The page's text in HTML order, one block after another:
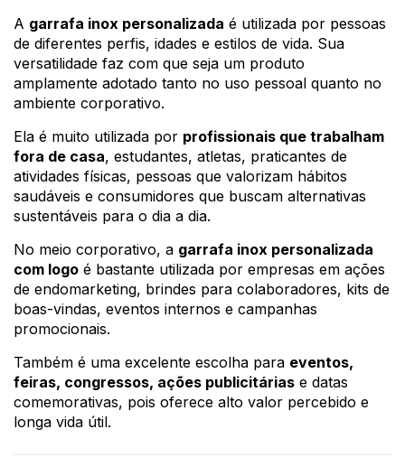
A garrafa inox personalizada é utilizada por pessoas
de diferentes perfis, idades e estilos de vida. Sua
versatilidade faz com que seja um produto
amplamente adotado tanto no uso pessoal quanto no
ambiente corporativo.
Ela é muito utilizada por profissionais que trabalham
fora de casa, estudantes, atletas, praticantes de
atividades físicas, pessoas que valorizam hábitos
saudáveis e consumidores que buscam alternativas
sustentáveis para o dia a dia.
No meio corporativo, a garrafa inox personalizada
com logo é bastante utilizada por empresas em ações
de endomarketing, brindes para colaboradores, kits de
boas-vindas, eventos internos e campanhas
promocionais.
Também é uma excelente escolha para eventos,
feiras, congressos, ações publicitárias e datas
comemorativas, pois oferece alto valor percebido e
longa vida útil.